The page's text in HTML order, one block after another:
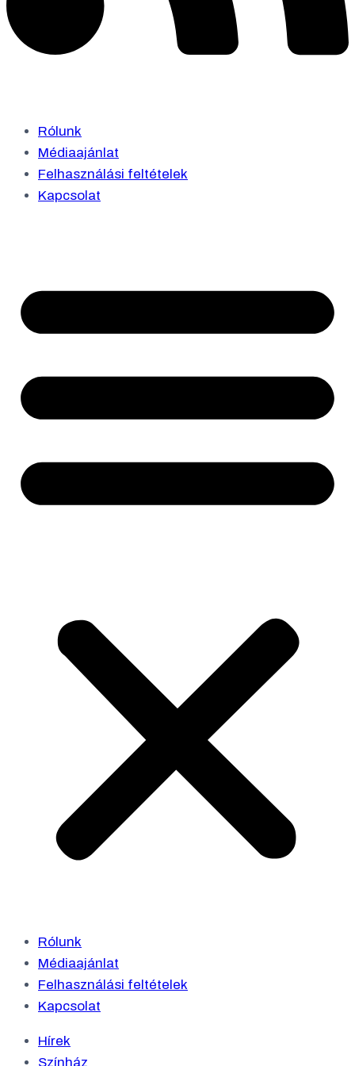
Rólunk
Médiaajánlat
Felhasználási feltételek
Kapcsolat
Rólunk
Médiaajánlat
Felhasználási feltételek
Kapcsolat
Hírek
Színház